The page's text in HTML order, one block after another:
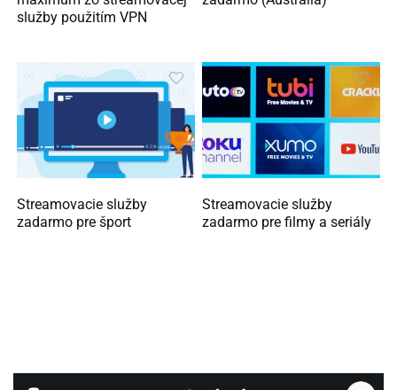
služby použitím VPN
Streamovacie služby
zadarmo pre šport
Streamovacie služby
zadarmo pre filmy a seriály